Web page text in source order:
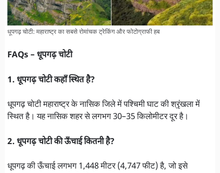
धूपगढ़ चोटी: महाराष्ट्र का सबसे रोमांचक ट्रेकिंग और फोटोग्राफी हब
FAQs – धूपगढ़ चोटी
1. धूपगढ़ चोटी कहाँ स्थित है?
धूपगढ़ चोटी महाराष्ट्र के नासिक जिले में पश्चिमी घाट की श्रृंखला में
स्थित है। यह नासिक शहर से लगभग 30–35 किलोमीटर दूर है।
2. धूपगढ़ चोटी की ऊँचाई कितनी है?
धूपगढ़ की ऊँचाई लगभग 1,448 मीटर (4,747 फीट) है, जो इसे